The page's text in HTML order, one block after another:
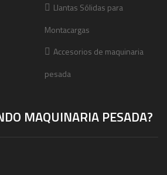
Llantas Sólidas para
Montacargas
Accesorios de maquinaria
pesada
MAQUINARIA PESADA?